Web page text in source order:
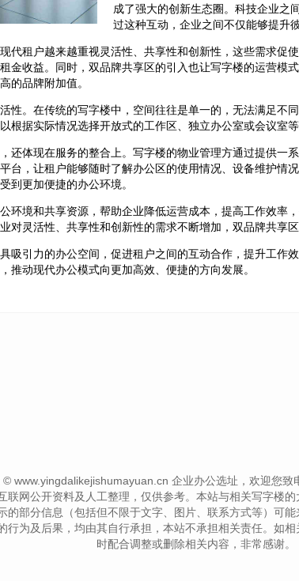
成了强大的创新生态圈。科技企业之
过这种互动，企业之间不仅能够提升
代租户越来越重视灵活性、共享性和创新性，这些需求促
金收益。同时，双品牌共享区的引入也让写字楼的运营模
的品牌附加值。
性。在传统的写字楼中，空间往往是单一的，无法满足不
根据实际情况选择开放式的工作区、独立办公室或会议室
还体现在服务的整合上。写字楼的物业管理方通过提供一
台，让租户能够随时了解办公区的使用情况、设备维护情
到更加便捷的办公环境。
环境和共享资源，帮助企业降低运营成本，提高工作效率
对灵活性、共享性和创新性的需求不断增加，双品牌共享
吸引力的办公空间，促进租户之间的互动合作，提升工作
推动现代办公模式向更加高效、便捷的方向发展。
www.yingdalikejishumayuan.cn 企业办公选址，欢迎您致
网公开资料及人工整理，仅供参考。本站与相关写字楼
部分信息（包括但不限于文字、图片、联系方式等）可
为及后果，均由其自行承担，本站不承担相关责任。如
时配合调整或删除相关内容，非常感谢。